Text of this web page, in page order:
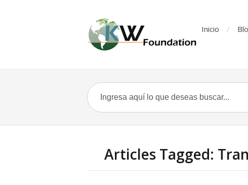
Inicio
Articles Tagged: